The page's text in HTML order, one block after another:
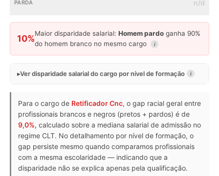
n/d
10%
Maior disparidade salarial: Homem pardo ganha 90%
do homem branco no mesmo cargo
i
Ver disparidade salarial do cargo por nível de formação i
Para o cargo de Retificador Cnc, o gap racial geral entre
profissionais brancos e negros (pretos + pardos) é de
9,0%, calculado sobre a mediana salarial de admissão no
regime CLT. No detalhamento por nível de formação, o
gap persiste mesmo quando comparamos profissionais
com a mesma escolaridade — indicando que a
disparidade não se explica apenas pela qualificação.